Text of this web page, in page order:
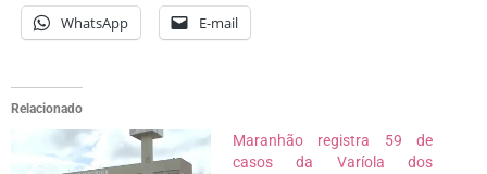
WhatsApp E-mail
Relacionado
Maranhão registra 59 de
casos da Varíola dos